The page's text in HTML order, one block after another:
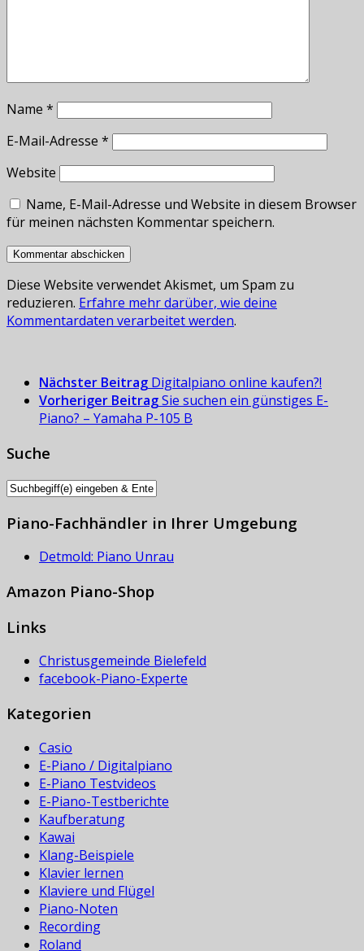
Name *
E-Mail-Adresse *
Website
Name, E-Mail-Adresse und Website in diesem Browser
für meinen nächsten Kommentar speichern.
Diese Website verwendet Akismet, um Spam zu
reduzieren. Erfahre mehr darüber, wie deine
Kommentardaten verarbeitet werden.
Nächster Beitrag Digitalpiano online kaufen?!
Vorheriger BeitragSie suchen ein günstiges E-
Piano? – Yamaha P-105 B
Suche
Piano-Fachhändler in Ihrer Umgebung
Detmold: Piano Unrau
Amazon Piano-Shop
Links
Christusgemeinde Bielefeld
facebook-Piano-Experte
Kategorien
Casio
E-Piano / Digitalpiano
E-Piano Testvideos
E-Piano-Testberichte
Kaufberatung
Kawai
Klang-Beispiele
Klavier lernen
Klaviere und Flügel
Piano-Noten
Recording
Roland